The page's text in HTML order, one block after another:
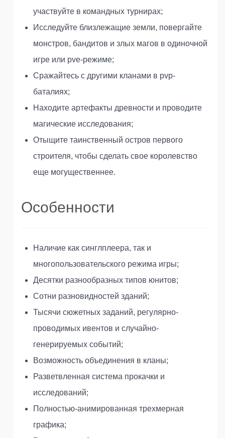
участвуйте в командных турнирах;
Исследуйте близлежащие земли, повергайте
монстров, бандитов и злых магов в одиночной
игре или pve-режиме;
Сражайтесь с другими кланами в pvp-
баталиях;
Находите артефакты древности и проводите
магические исследования;
Отыщите таинственный остров первого
строителя, чтобы сделать свое королевство
еще могущественнее.
Особенности
Наличие как синглплеера, так и
многопользовательского режима игры;
Десятки разнообразных типов юнитов;
Сотни разновидностей зданий;
Тысячи сюжетных заданий, регулярно-
проводимых ивентов и случайно-
генерируемых событий;
Возможность объединения в кланы;
Разветвленная система прокачки и
исследований;
Полностью-анимированная трехмерная
графика;